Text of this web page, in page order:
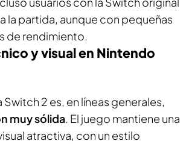
la partida, aunque con pequeñas
de rendimiento.
y visual en Nintendo
Switch 2 es, en líneas generales,
muy sólida. El juego mantiene una
atractiva, con un estilo